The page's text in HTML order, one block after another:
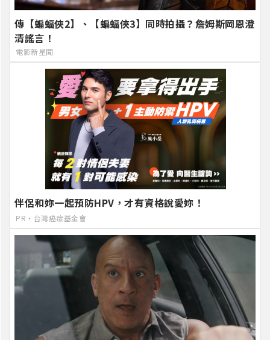
傳【蝙蝠俠2】、【蝙蝠俠3】同時拍攝？詹姆斯岡恩澄
清謠言！
電影新星聞
伴侶和妳一起預防HPV，才有資格說愛妳！
PR・台灣癌症基金會